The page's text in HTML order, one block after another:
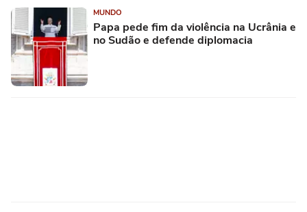
MUNDO
Papa pede fim da violência na Ucrânia e
no Sudão e defende diplomacia